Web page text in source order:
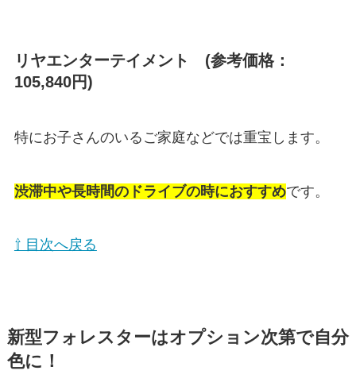
リヤエンターテイメント (参考価格：
105,840円)
特にお子さんのいるご家庭などでは重宝します。
渋滞中や長時間のドライブの時におすすめです。
⇧ 目次へ戻る
新型フォレスターはオプション次第で自分
色に！